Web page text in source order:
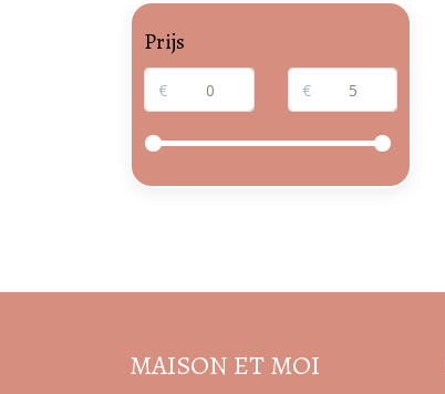
Prijs
€ €
MAISON ET MOI